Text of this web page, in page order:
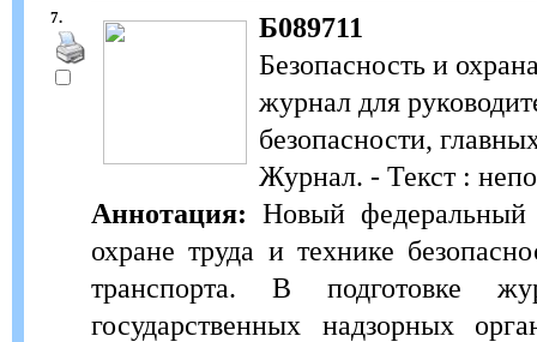
7.
Б089711
Безопасность и
журнал для
безопасности,
Журнал. - Текст :
Аннотация: Новый федеральный
охране труда и технике
транспорта. В подготовке
государственных надзорных